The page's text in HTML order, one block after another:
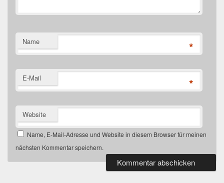
Name *
E-Mail *
Website
Name, E-Mail-Adresse und Website in diesem Browser für meinen
nächsten Kommentar speichern.